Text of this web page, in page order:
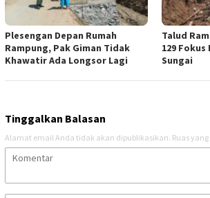
Plesengan Depan Rumah
Rampung, Pak Giman Tidak
Khawatir Ada Longsor Lagi
Talud
129
Sungai
Tinggalkan Balasan
Alamat email Anda tidak akan dipublikasikan. Ruas